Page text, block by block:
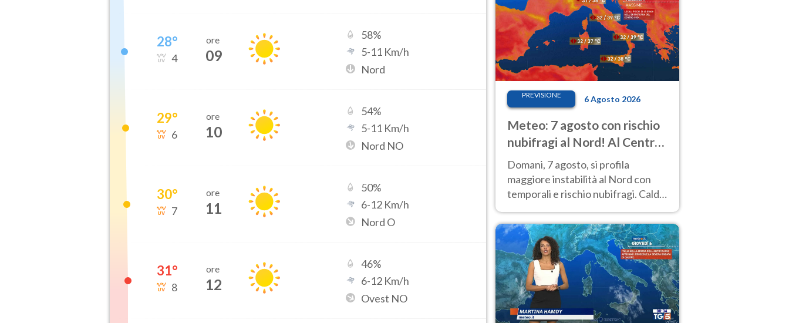
28°
4
ore
09
58%
5-11 Km/h
Nord
29°
6
ore
10
54%
5-11 Km/h
Nord NO
30°
7
ore
11
50%
6-12 Km/h
Nord O
31°
8
ore
12
46%
6-12 Km/h
Ovest NO
PREVISIONE 6 Agosto 2026
Meteo: 7 agosto con rischio
nubifragi al Nord! Al Centro-
Sud caldo estremo
Domani, 7 agosto, si profila
maggiore instabilità al Nord con
temporali e rischio nubifragi. Caldo
previsioni.